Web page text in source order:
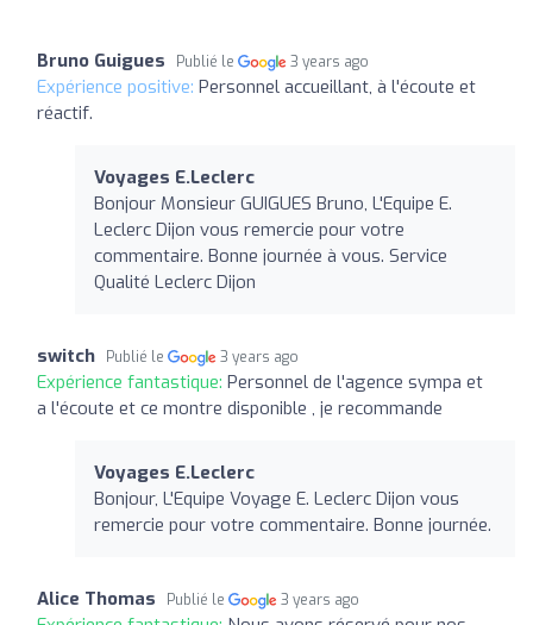
Bruno Guigues Publié le 3 years ago
Expérience positive: Personnel accueillant, à l'écoute et
réactif.
Voyages E.Leclerc
Bonjour Monsieur GUIGUES Bruno, L'Equipe E.
Leclerc Dijon vous remercie pour votre
commentaire. Bonne journée à vous. Service
Qualité Leclerc Dijon
switch Publié le 3 years ago
Expérience fantastique: Personnel de l'agence sympa et
a l'écoute et ce montre disponible , je recommande
Voyages E.Leclerc
Bonjour, L'Equipe Voyage E. Leclerc Dijon vous
remercie pour votre commentaire. Bonne journée.
Alice Thomas Publié le 3 years ago